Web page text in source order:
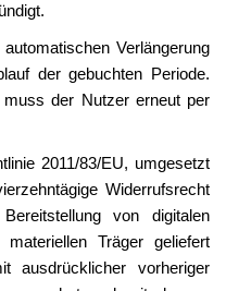
Verlängerung
der gebuchten Periode.
muss der Nutzer erneut per
2011/83/EU, umgesetzt
Widerrufsrecht
von digitalen
Träger geliefert
ausdrücklicher vorheriger